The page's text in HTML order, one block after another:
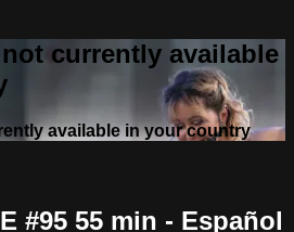
currently available
available in your country
#95 55 min - Español